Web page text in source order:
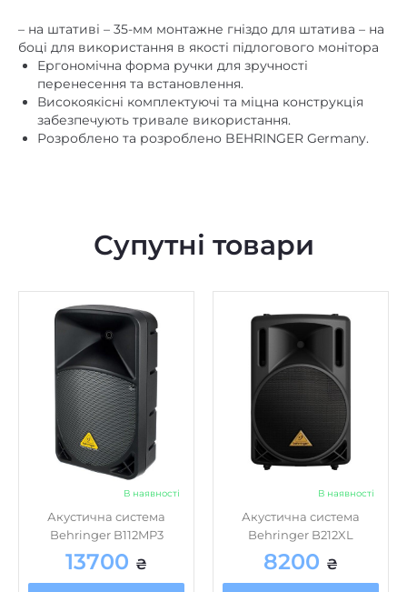
– на штативі – 35-мм монтажне гніздо для штатива – на
боці для використання в якості підлогового монітора
Ергономічна форма ручки для зручності
перенесення та встановлення.
Високоякісні комплектуючі та міцна конструкція
забезпечують тривале використання.
Розроблено та розроблено BEHRINGER Germany.
Супутні товари
В наявності
Акустична система
Behringer B112MP3
13700 ₴
В наявності
Акустична система
Behringer B212XL
8200 ₴